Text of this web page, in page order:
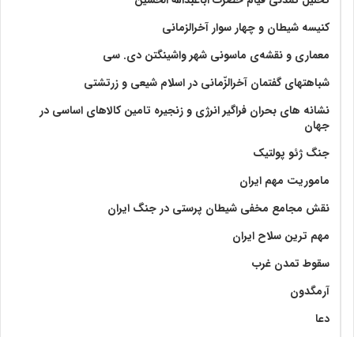
کنیسه شیطان و چهار سوار آخرالزمانی
معماری و نقشه‌ی ماسونی شهر واشينگتن دی. سی
شباهتهای گفتمان آخر‌الزّمانی در اسلام شیعی و زرتشتی
نشانه های بحران فراگیر انرژی و زنجیره تامین کالاهای اساسی در
جهان
جنگ ژئو پولتیک
ماموریت مهم ایران
نقش مجامع مخفی شیطان پرستی در جنگ ایران
مهم ترین سلاح ایران
سقوط تمدن غرب
آرمگدون
دعا